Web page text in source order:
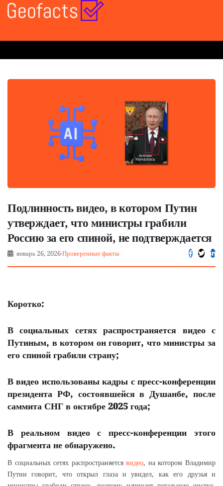
Подлинность видео, в котором Путин
утверждает, что министры грабили
Россию за его спиной, не подтверждается
январь 26, 2026·Проверенные факты
Коротко:
В социальных сетях распространяется видео с
Путиным, в котором он говорит, что министры за
его спиной грабили страну;
В видео использованы кадры с пресс-конференции
президента РФ, состоявшейся в Душанбе, после
саммита СНГ в октябре 2025 года;
В реальном видео с пресс-конференции этого
фрагмента не обнаружено.
В социальных сетях распространяетсявидео, на котором Владимир
Путин говорит, что открыл глаза и увидел, как его друзья и